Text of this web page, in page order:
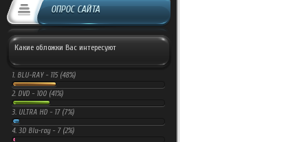
ОПРОС САЙТА
Какие обложки Вас интересуют
1. BLU-RAY - 115 (48%)
2. DVD - 100 (41%)
3. ULTRA HD - 17 (7%)
4. 3D Blu-ray - 7 (2%)